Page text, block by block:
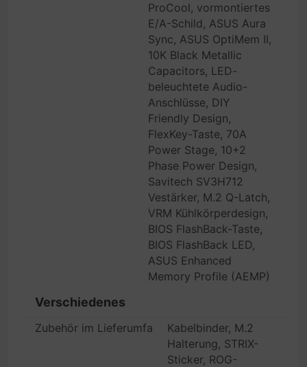
ProCool, vormontiertes
E/A-Schild, ASUS Aura
Sync, ASUS OptiMem II,
10K Black Metallic
Capacitors, LED-
beleuchtete Audio-
Anschlüsse, DIY
Friendly Design,
FlexKey-Taste, 70A
Power Stage, 10+2
Phase Power Design,
Savitech SV3H712
Vestärker, M.2 Q-Latch,
VRM Kühlkörperdesign,
BIOS FlashBack-Taste,
BIOS FlashBack LED,
ASUS Enhanced
Memory Profile (AEMP)
Verschiedenes
Zubehör im Lieferumfang
Kabelbinder, M.2
Halterung, STRIX-
Sticker, ROG-